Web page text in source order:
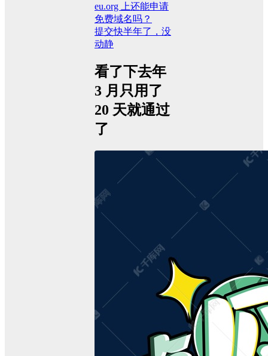
eu.org 上还能申请
免费域名吗？
提交快半年了，没
动静
看了下去年
3 月只用了
20 天就通过
了